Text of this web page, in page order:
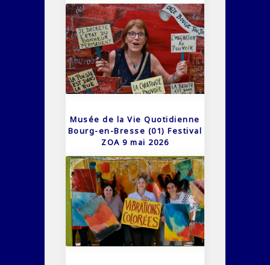
Musée de la Vie Quotidienne
Bourg-en-Bresse (01) Festival
ZOA 9 mai 2026